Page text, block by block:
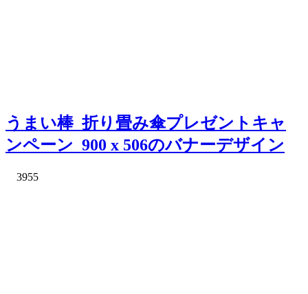
うまい棒_折り畳み傘プレゼントキャ
ンペーン_900 x 506のバナーデザイン
3955